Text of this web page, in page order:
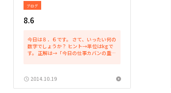
ブログ
8.6
今日は８．６です。 さて、いったい何の
数字でしょうか？ ヒント→単位はkgで
す。 正解は→「今日の仕事カバンの重
記録（書類が大半）...
2014.10.19